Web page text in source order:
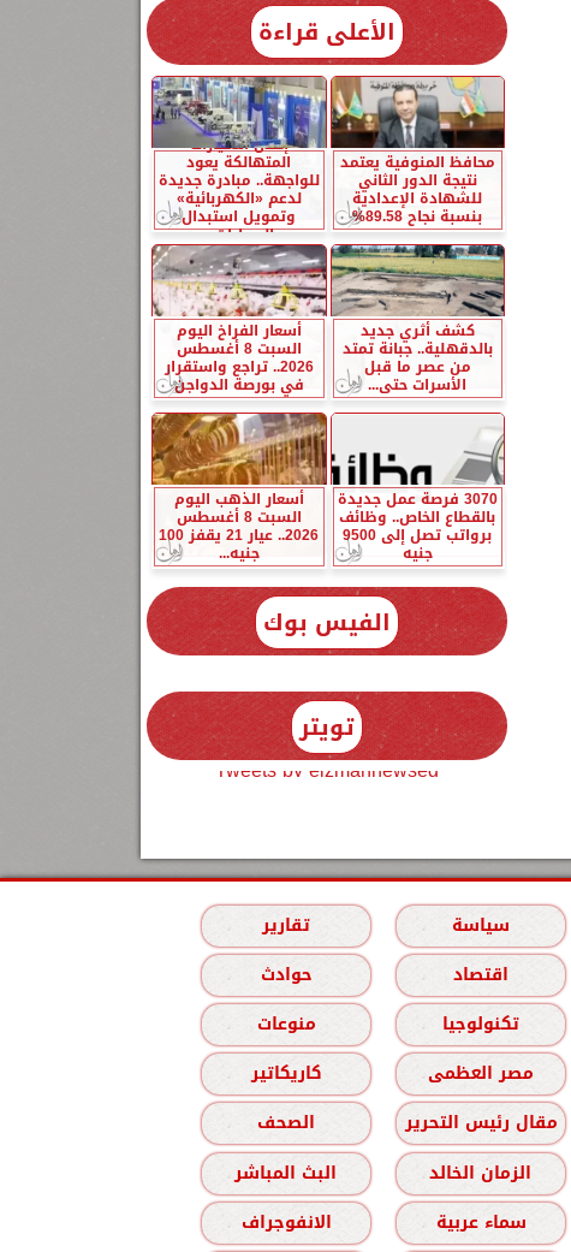
الأعلى قراءة
محافظ المنوفية يعتمد
نتيجة الدور الثاني
للشهادة الإعدادية
بنسبة نجاح 89.58%
إحلال السيارات
المتهالكة يعود
للواجهة.. مبادرة جديدة
لدعم «الكهربائية»
وتمويل استبدال
السيارات...
كشف أثري جديد
بالدقهلية.. جبانة تمتد
من عصر ما قبل
الأسرات حتى...
أسعار الفراخ اليوم
السبت 8 أغسطس
2026.. تراجع واستقرار
في بورصة الدواجن
3070 فرصة عمل جديدة
بالقطاع الخاص.. وظائف
برواتب تصل إلى 9500
جنيه
أسعار الذهب اليوم
السبت 8 أغسطس
2026.. عيار 21 يقفز 100
جنيه...
الفيس بوك
تويتر
Tweets by elzmannewseg
سياسة
تقارير
اقتصاد
حوادث
تكنولوجيا
منوعات
مصر العظمى
كاريكاتير
مقال رئيس التحرير
الصحف
الزمان الخالد
البث المباشر
سماء عربية الانفوجراف